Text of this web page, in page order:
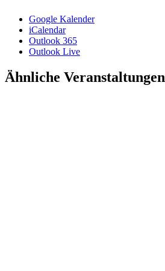
Google Kalender
iCalendar
Outlook 365
Outlook Live
Ähnliche Veranstaltungen